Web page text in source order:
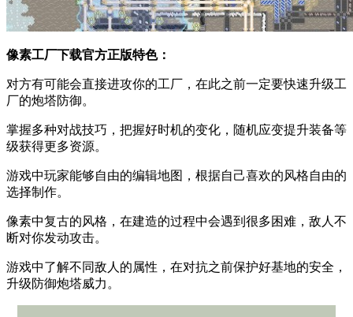
像素工厂下载官方正版特色：
对方有可能会直接进攻你的工厂，在此之前一定要快速升级工
厂的炮塔防御。
掌握多种对战技巧，把握好时机的变化，随机应变提升装备等
级获得更多资源。
游戏中玩家能够自由的编辑地图，根据自己喜欢的风格自由的
选择制作。
像素中复古的风格，在建造的过程中会遇到很多困难，敌人不
断对你发动攻击。
游戏中了解不同敌人的属性，在对抗之前保护好基地的安全，
升级防御炮塔威力。